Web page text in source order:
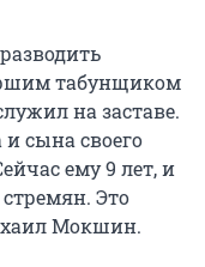
табунщиком
на заставе.
сына своего
ему 9 лет, и
Это
Мокшин.